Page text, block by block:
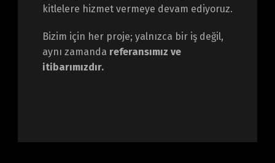
kitlelere hizmet vermeye devam ediyoruz.
Bizim için her proje; yalnızca bir iş değil,
aynı zamanda referansımız ve
itibarımızdır.